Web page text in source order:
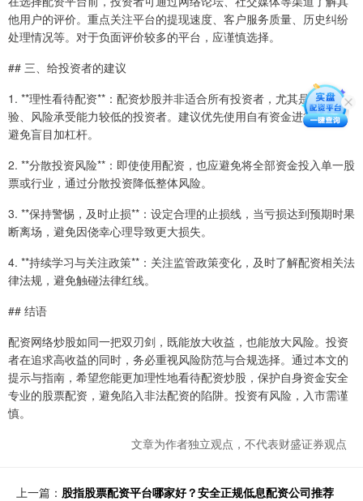
他用户的评价。重点关注平台的提现速度、客户服务质量、历史纠纷
处理情况等。对于负面评价较多的平台，应谨慎选择。
## 三、给投资者的建议
1. **理性看待配资**：配资炒股并非适合所有投资者，尤其是缺乏经
验、风险承受能力较低的投资者。建议优先使用自有资金进行投资，
避免盲目加杠杆。
2. **分散投资风险**：即使使用配资，也应避免将全部资金投入单一股
票或行业，通过分散投资降低整体风险。
3. **保持警惕，及时止损**：设定合理的止损线，当亏损达到预期时果
断离场，避免因侥幸心理导致更大损失。
4. **持续学习与关注政策**：关注监管政策变化，及时了解配资相关法
律法规，避免触碰法律红线。
## 结语
配资网络炒股如同一把双刃剑，既能放大收益，也能放大风险。投资
者在追求高收益的同时，务必重视风险防范与合规选择。通过本文的
提示与指南，希望您能更加理性地看待配资炒股，保护自身资金安全
专业的股票配资，避免陷入非法配资的陷阱。投资有风险，入市需谨
慎。
文章为作者独立观点，不代表财盛证券观点
上一篇： 股指股票配资平台哪家好？安全正规低息配资公司推荐